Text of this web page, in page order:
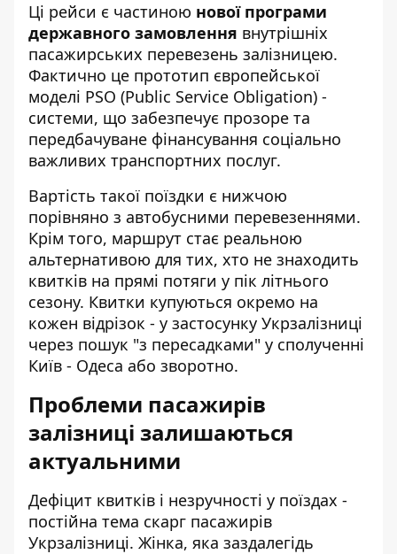
Ці рейси є частиною нової програми
державного замовлення внутрішніх
пасажирських перевезень залізницею.
Фактично це прототип європейської
моделі PSO (Public Service Obligation) -
системи, що забезпечує прозоре та
передбачуване фінансування соціально
важливих транспортних послуг.
Вартість такої поїздки є нижчою
порівняно з автобусними перевезеннями.
Крім того, маршрут стає реальною
альтернативою для тих, хто не знаходить
квитків на прямі потяги у пік літнього
сезону. Квитки купуються окремо на
кожен відрізок - у застосунку Укрзалізниці
через пошук "з пересадками" у сполученні
Київ - Одеса або зворотно.
Проблеми пасажирів
залізниці залишаються
актуальними
Дефіцит квитків і незручності у поїздах -
постійна тема скарг пасажирів
Укрзалізниці. Жінка, яка заздалегідь